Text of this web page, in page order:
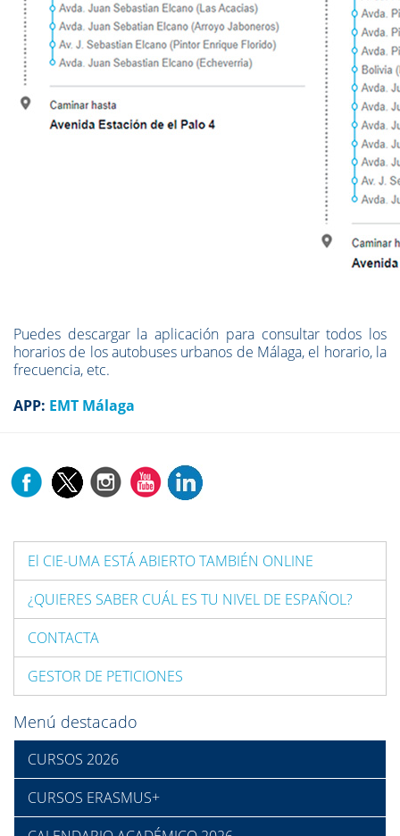
Puedes descargar la aplicación para consultar todos los
horarios de los autobuses urbanos de Málaga, el horario, la
frecuencia, etc.
APP: EMT Málaga
El CIE-UMA ESTÁ ABIERTO TAMBIÉN ONLINE
¿QUIERES SABER CUÁL ES TU NIVEL DE ESPAÑOL?
CONTACTA
GESTOR DE PETICIONES
Menú destacado
CURSOS 2026
CURSOS ERASMUS+